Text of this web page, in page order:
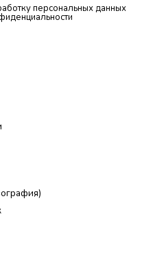
персональных данных